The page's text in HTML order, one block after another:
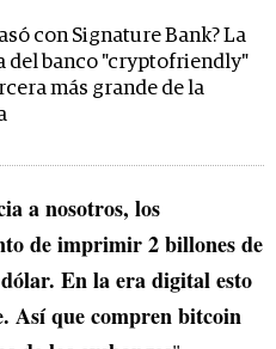
con Signature Bank? La
del banco "cryptofriendly"
más grande de la
a nosotros, los
de imprimir 2 billones de
En la era digital esto
Así que compren bitcoin